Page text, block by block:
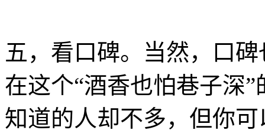
五，看口碑。当然，口
在这个“酒香也怕巷子深
知道的人却不多，但你